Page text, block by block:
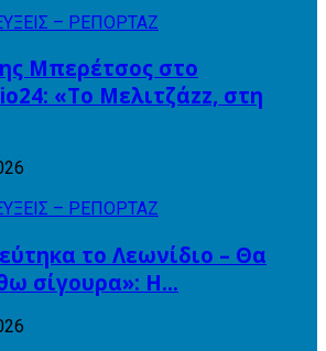
– ΡΕΠΟΡΤΑΖ
Μπερέτσος στο
«Το Μελιτζάzz, στη
– ΡΕΠΟΡΤΑΖ
το Λεωνίδιο – Θα
σίγουρα»: Η…